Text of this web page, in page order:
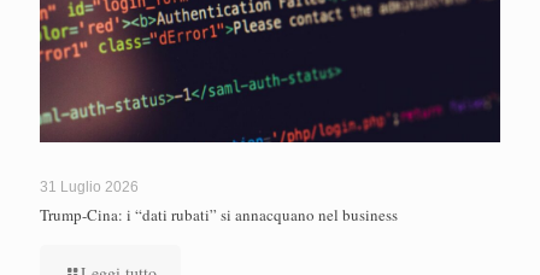
31 Luglio 2026
Trump-Cina: i “dati rubati” si annacquano nel business